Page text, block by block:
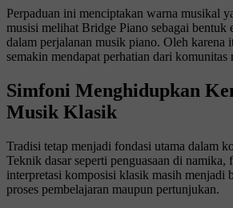
Perpaduan ini menciptakan warna musikal
musisi melihat Bridge Piano sebagai bentuk
dalam perjalanan musik piano. Oleh karena
semakin mendapat perhatian dari komunitas
Simfoni Menghidupkan
Musik Klasik
Tradisi tetap menjadi fondasi utama dalam
Teknik dasar seperti penguasaan di namika,
interpretasi komposisi klasik masih menjadi
proses pembelajaran maupun pertunjukan.